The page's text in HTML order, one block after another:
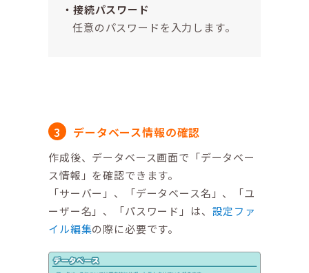
接続パスワード
任意のパスワードを入力します。
データベース情報の確認
作成後、データベース画面で「データベー
ス情報」を確認できます。
「サーバー」、「データベース名」、「ユ
ーザー名」、「パスワード」は、 設定ファ
イル編集の際に必要です。